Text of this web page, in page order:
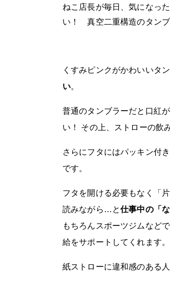
ねこ店長が毎日、気になっ
い！ 真空二重構造のタンブ
くすみピンクがかわいいタ
い。
普通のタンブラーだと口紅
い！ その上、ストローの飲
さらにフタにはパッキン付
です。
フタを開ける必要もなく「
読みながら…と仕事中の「
もちろんスポーツジムなど
給をサポートしてくれます。
紙ストローに違和感のある